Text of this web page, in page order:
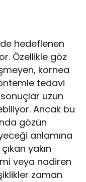
hedeflenen
Özellikle göz
kornea
tedavi
uzun
Ancak bu
gözün
anlamına
yakın
veya nadiren
zaman